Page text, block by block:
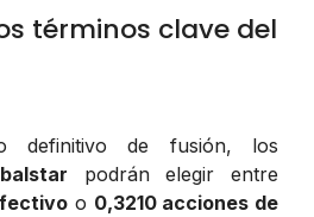
términos clave del
definitivo de fusión, los
podrán elegir entre
o 0,3210 acciones de